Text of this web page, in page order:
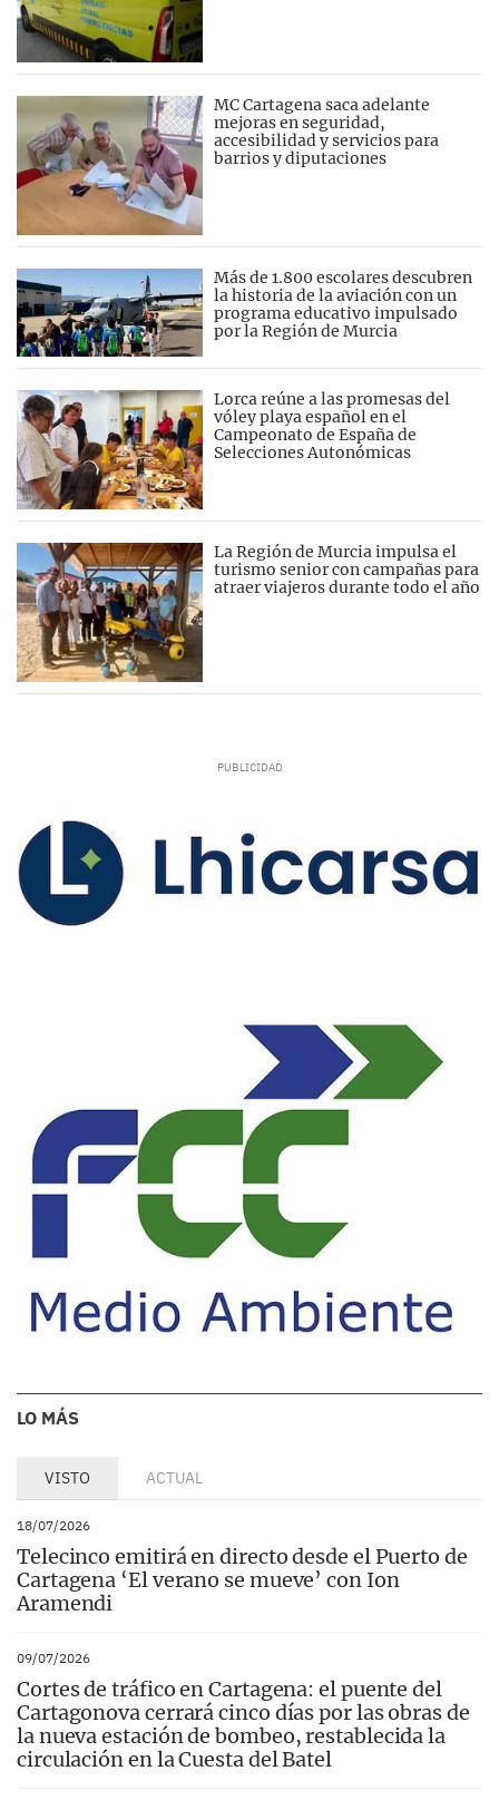
MC Cartagena saca adelante
mejoras en seguridad,
accesibilidad y servicios para
barrios y diputaciones
Más de 1.800 escolares descubren
la historia de la aviación con un
programa educativo impulsado
por la Región de Murcia
Lorca reúne a las promesas del
vóley playa español en el
Campeonato de España de
Selecciones Autonómicas
La Región de Murcia impulsa el
turismo senior con campañas para
atraer viajeros durante todo el año
LO MÁS
VISTO ACTUAL
18/07/2026
Telecinco emitirá en directo desde el Puerto de
Cartagena ‘El verano se mueve’ con Ion
Aramendi
09/07/2026
Cortes de tráfico en Cartagena: el puente del
Cartagonova cerrará cinco días por las obras de
la nueva estación de bombeo, restablecida la
circulación en la Cuesta del Batel